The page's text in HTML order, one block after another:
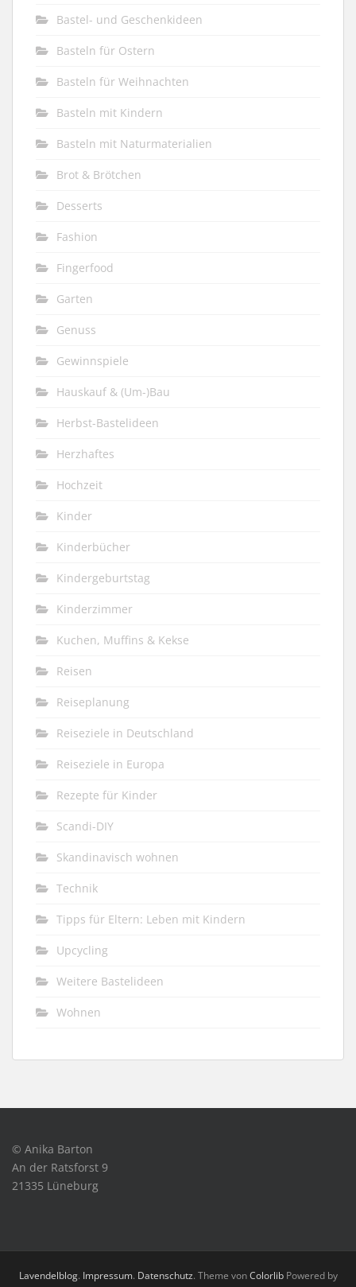
Bastel- und Geschenkideen
Basteln für Ostern
Basteln für Weihnachten
Basteln mit Kindern
Basteln mit Naturmaterialien
Brot & Brötchen
Desserts
Fashion
Fingerfood
Garten
Genuss
Gewinnspiele
Hauskauf & (Um-)Bau
Herbst-Bastelideen
Herzhaftes
Hochzeit
Kinder
Kinderbücher
Kindergeburtstag
Kinderzimmer
Kuchen, Muffins & Kekse
Reisen
Reiseplanung
Reiseziele in Deutschland
Reiseziele in Europa
Rezepte für Kinder
Scandi-DIY
Skandinavisch wohnen
Technik
Tipps für Eltern: Leben mit Kindern
Upcycling
Weitere Bastelideen
Wohnen
© Anika Barton
An der Ratsforst 9
21335 Lüneburg
Lavendelblog. Impressum. Datenschutz. Theme vonColorlibPowered by